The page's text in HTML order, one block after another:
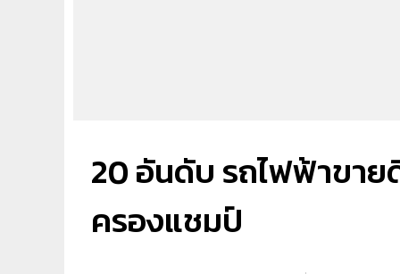
20 อันดับ รถไฟฟ้าขา
ครองแชมป์